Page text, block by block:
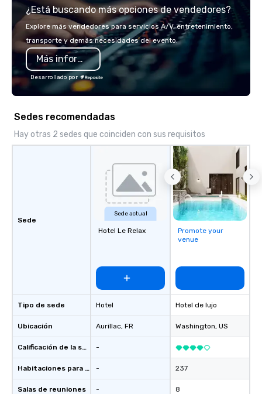
you will know quality when you travel
with La Costa Limousine.
¿Está buscando más opciones de vendedores?
Explore más vendedores para servicios A/V, entretenimiento,
transporte y demás necesidades del evento.
Más información
Desarrollado por
Sedes recomendadas
Hay otras 2 sedes que coinciden con sus requisitos
Sede
Tipo de sede
Ubicación
Calificación de la sede
Habitaciones para huéspedes
Salas de reuniones
Sede actual
Hotel Le Relax
Hotel
Aurillac, FR
-
-
-
Promote your
venue
Hotel de lujo
Washington, US
237
8